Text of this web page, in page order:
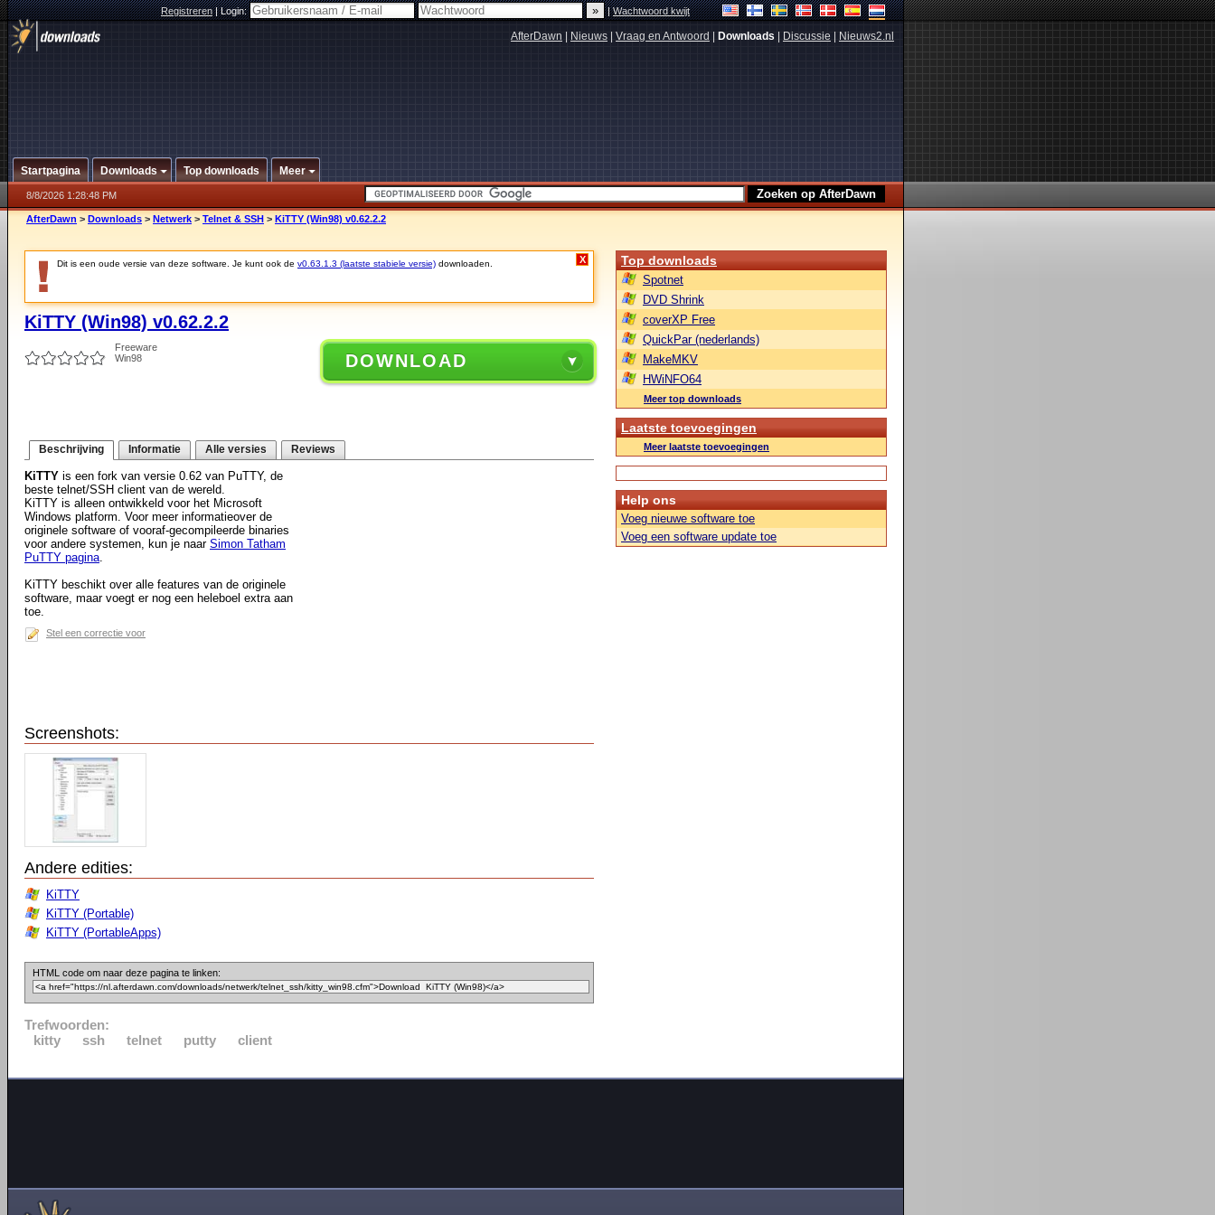
Registreren|Login: |Wachtwoord kwijt
AfterDawn Nieuws Vraag en Antwoord Downloads Discussie Nieuws2.nl
Startpagina Downloads Top downloads Meer
8/8/2026 1:28:48 PM
AfterDawn > Downloads > Netwerk > Telnet & SSH > KiTTY (Win98) v0.62.2.2
Dit is een oude versie van deze software. Je kunt ook de v0.63.1.3 (laatste stabiele versie) downloaden. X
KiTTY (Win98) v0.62.2.2
Freeware
Win98
DOWNLOAD
Beschrijving Informatie Alle versies Reviews
KiTTY is een fork van versie 0.62 van PuTTY, de
beste telnet/SSH client van de wereld.
KiTTY is alleen ontwikkeld voor het Microsoft
Windows platform. Voor meer informatieover de
originele software of vooraf-gecompileerde binaries
voor andere systemen, kun je naar Simon Tatham
PuTTY pagina.
KiTTY beschikt over alle features van de originele
software, maar voegt er nog een heleboel extra aan
toe.
Stel een correctie voor
Screenshots:
Andere edities:
KiTTY
KiTTY (Portable)
KiTTY (PortableApps)
HTML code om naar deze pagina te linken:
Trefwoorden:
kitty
ssh telnet putty client
Top downloads
Spotnet
DVD Shrink
coverXP Free
QuickPar (nederlands)
MakeMKV
HWiNFO64
Meer top downloads
Laatste toevoegingen
Meer laatste toevoegingen
Help ons
Voeg nieuwe software toe
Voeg een software update toe